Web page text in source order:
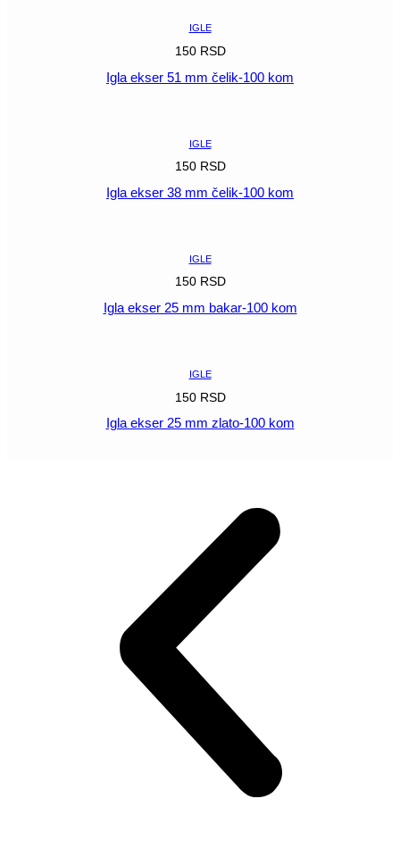
IGLE
150 RSD
Igla ekser 51 mm čelik-100 kom
IGLE
150 RSD
Igla ekser 38 mm čelik-100 kom
IGLE
150 RSD
Igla ekser 25 mm bakar-100 kom
IGLE
150 RSD
Igla ekser 25 mm zlato-100 kom